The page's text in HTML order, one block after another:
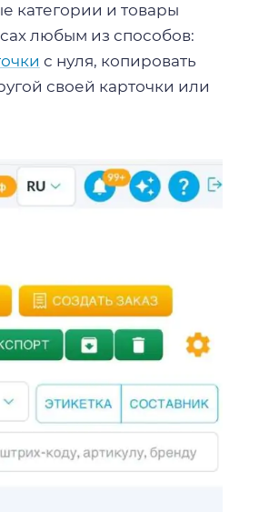
категории и товары
любым из способов:
с нуля, копировать
своей карточки или